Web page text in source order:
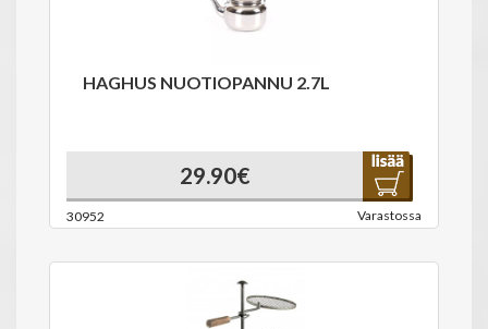
HAGHUS NUOTIOPANNU 2.7L
29.90€
30952 Varastossa